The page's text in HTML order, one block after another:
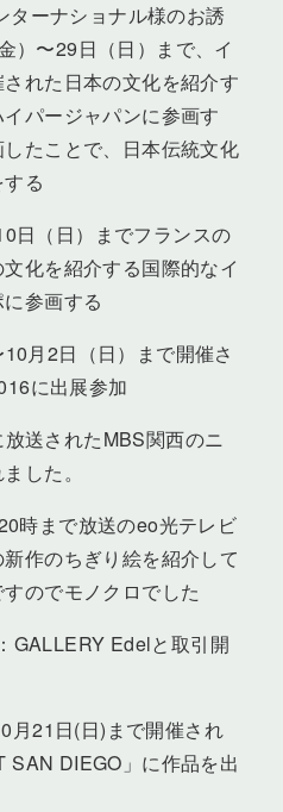
ーナショナル様のお誘
）〜29日（日）まで、イ
れた日本の文化を紹介す
パージャパンに参画す
たことで、日本伝統文化
る
日（日）までフランスの
化を紹介する国際的なイ
参画する
月2日（日）まで開催さ
に出展参加
送されたMBS関西のニ
した。
時まで放送のeo光テレビ
作のちぎり絵を紹介して
のでモノクロでした
GALLERY Edelと取引開
月21日(日)まで開催され
SAN DIEGO」に作品を出